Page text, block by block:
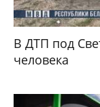
В ДТП под
человека